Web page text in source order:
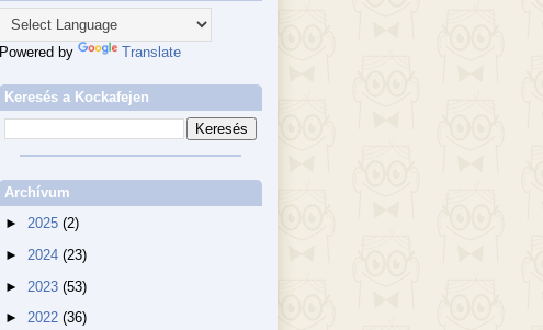
Powered by Translate
Keresés a Kockafejen
Archívum
► 2025 (2)
► 2024 (23)
► 2023 (53)
► 2022 (36)